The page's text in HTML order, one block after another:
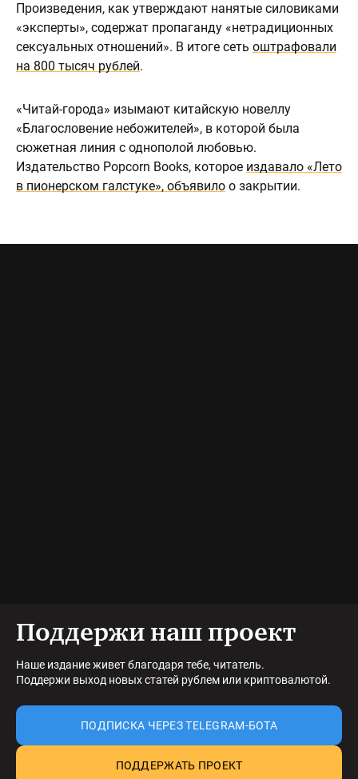
Произведения, как утверждают нанятые силовиками
«эксперты», содержат пропаганду «нетрадиционных
сексуальных отношений». В итоге сеть оштрафовали
на 800 тысяч рублей.
«Читай-города» изымают китайскую новеллу
«Благословение небожителей», в которой была
сюжетная линия с однополой любовью.
Издательство Popcorn Books, которое издавало «Лето
в пионерском галстуке», объявило о закрытии.
Поддержи наш проект
Наше издание живет благодаря тебе, читатель.
Поддержи выход новых статей рублем или криптовалютой.
ПОДПИСКА ЧЕРЕЗ TELEGRAM-БОТА
ПОДДЕРЖАТЬ ПРОЕКТ